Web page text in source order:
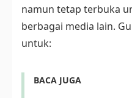
namun tetap terbuka
berbagai media lain.
untuk:
BACA JUGA